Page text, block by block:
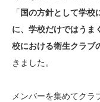
「 国の方針として学校
に、学校だけではうま
校における衛生クラブ
きました。
メンバーを集めてクラ